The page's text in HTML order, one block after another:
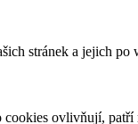
stránek a jejich po
cookies ovlivňují,